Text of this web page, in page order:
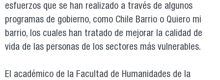
esfuerzos que se han realizado a través de algunos
programas de gobierno, como Chile Barrio o Quiero mi
barrio, los cuales han tratado de mejorar la calidad de
vida de las personas de los sectores más vulnerables.
El académico de la Facultad de Humanidades de la